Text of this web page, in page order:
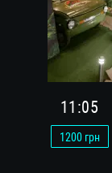
11:05
1200грн